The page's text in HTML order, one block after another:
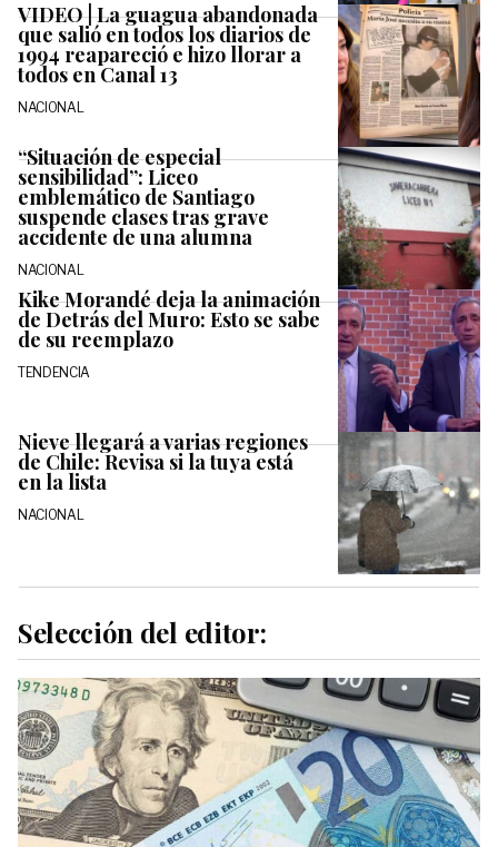
VIDEO | La guagua abandonada
que salió en todos los diarios de
1994 reapareció e hizo llorar a
todos en Canal 13
NACIONAL
“Situación de especial
sensibilidad”: Liceo
emblemático de Santiago
suspende clases tras grave
accidente de una alumna
NACIONAL
Kike Morandé deja la animación
de Detrás del Muro: Esto se sabe
de su reemplazo
TENDENCIA
Nieve llegará a varias regiones
de Chile: Revisa si la tuya está
en la lista
NACIONAL
Selección del editor: